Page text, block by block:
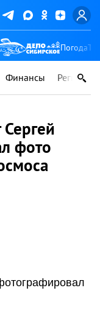
Погода
Финансы Регионы
фото